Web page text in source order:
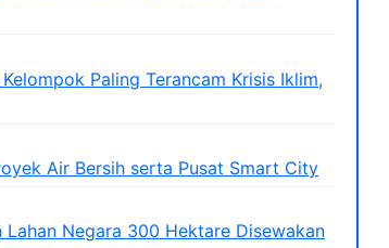
Paling Terancam Krisis Iklim,
Air Bersih serta Pusat Smart City
Negara 300 Hektare Disewakan